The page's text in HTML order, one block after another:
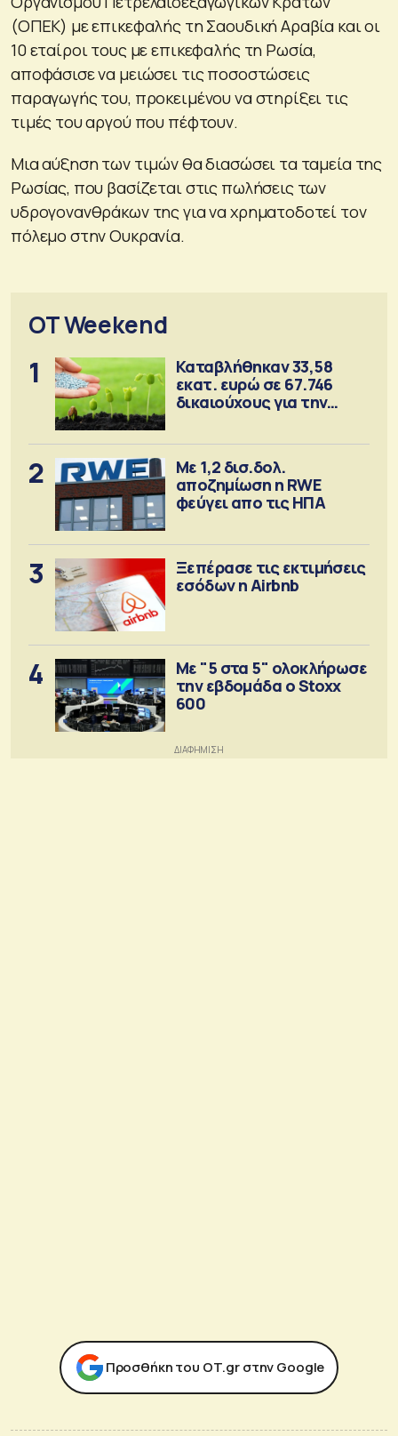
(ΟΠΕΚ) με επικεφαλής τη Σαουδική Αραβία και οι
10 εταίροι τους με επικεφαλής τη Ρωσία,
αποφάσισε να μειώσει τις ποσοστώσεις
παραγωγής του, προκειμένου να στηρίξει τις
τιμές του αργού που πέφτουν.
Μια αύξηση των τιμών θα διασώσει τα ταμεία της
Ρωσίας, που βασίζεται στις πωλήσεις των
υδρογονανθράκων της για να χρηματοδοτεί τον
πόλεμο στην Ουκρανία.
OT Weekend
1
Καταβλήθηκαν 33,58
εκατ. ευρώ σε 67.746
δικαιούχους για την
2
Με 1,2 δισ.δολ.
αποζημίωση η RWE
φεύγει απο τις ΗΠΑ
3
Ξεπέρασε τις εκτιμήσεις
εσόδων η Airbnb
4
Με "5 στα 5" ολοκλήρωσε
την εβδομάδα ο Stoxx
600
Προσθήκη του ΟΤ.gr στην Google